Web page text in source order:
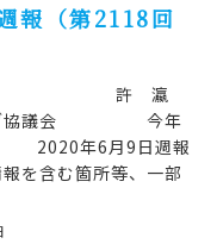
報（第2118回
訪 者 許 瀛
ブ協議会 今年
年6月9日週報
を含む箇所等、一部